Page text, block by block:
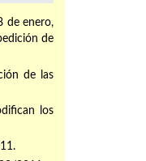
de enero,
de
de las
los